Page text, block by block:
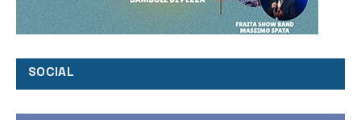
SOCIAL